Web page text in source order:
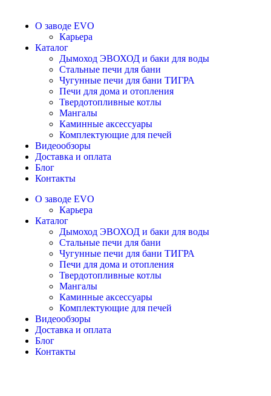
О заводе EVO
Карьера
Каталог
Дымоход ЭВОХОД и баки для воды
Стальные печи для бани
Чугунные печи для бани ТИГРА
Печи для дома и отопления
Твердотопливные котлы
Мангалы
Каминные аксессуары
Комплектующие для печей
Видеообзоры
Доставка и оплата
Блог
Контакты
О заводе EVO
Карьера
Каталог
Дымоход ЭВОХОД и баки для воды
Стальные печи для бани
Чугунные печи для бани ТИГРА
Печи для дома и отопления
Твердотопливные котлы
Мангалы
Каминные аксессуары
Комплектующие для печей
Видеообзоры
Доставка и оплата
Блог
Контакты